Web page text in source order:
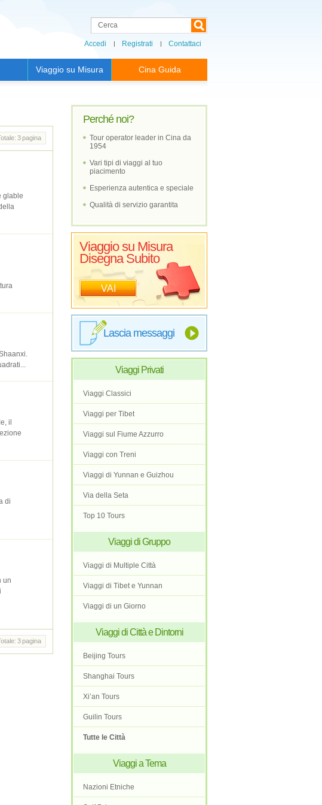
Accedi Registrati Contattaci
Viaggio su Misura Cina Guida
Perché noi?
Tour operator leader in Cina da
1954
Vari tipi di viaggi al tuo
piacimento
Esperienza autentica e speciale
Qualità di servizio garantita
Viaggio su Misura
Disegna Subito
VAI
Lascia messaggi
Viaggi Privati
Viaggi Classici
Viaggi per Tibet
Viaggi sul Fiume Azzurro
Viaggi con Treni
Viaggi di Yunnan e Guizhou
Via della Seta
Top 10 Tours
Viaggi di Gruppo
Viaggi di Multiple Città
Viaggi di Tibet e Yunnan
Viaggi di un Giorno
Viaggi di Città e Dintorni
Beijing Tours
Shanghai Tours
Xi’an Tours
Guilin Tours
Tutte le Città
Viaggi a Tema
Nazioni Etniche
3pagina
glable
il
di
un
3pagina